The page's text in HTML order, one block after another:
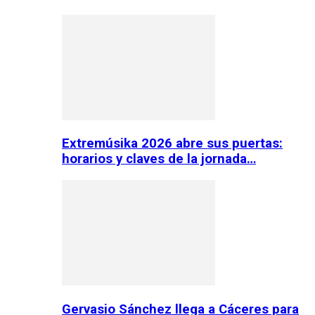
Extremúsika 2026 abre sus puertas:
horarios y claves de la jornada…
Gervasio Sánchez llega a Cáceres para